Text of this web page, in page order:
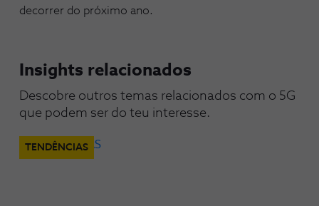
decorrer do próximo ano.
Insights relacionados
Descobre outros temas relacionados com o 5G
que podem ser do teu interesse.
TENDÊNCIAS